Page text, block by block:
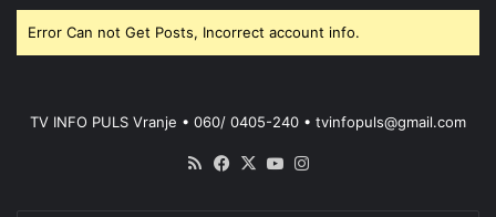
Error Can not Get Posts, Incorrect account info.
TV INFO PULS Vranje • 060/ 0405-240 • tvinfopuls@gmail.com
RSS Facebook
X YouTube